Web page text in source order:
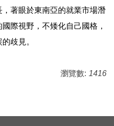
著眼於東南亞的就業市場潛
際視野，不矮化自己國格，
歧見。
瀏覽數: 1416